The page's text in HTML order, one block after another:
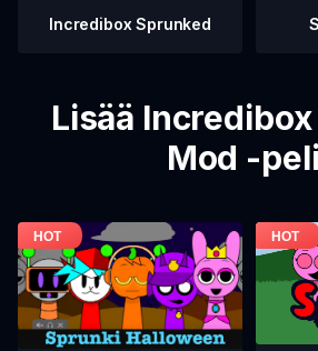
Incredibox Sprunked
Lisää
Mod -